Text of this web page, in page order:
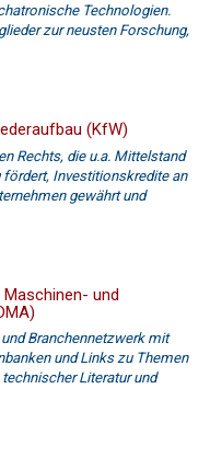
Technologien.
zur neusten Forschung,
(KfW)
Rechts, die u.a. Mittelstand
fördert, Investitionskredite an
gewährt und
und
Branchennetzwerk mit
und Links zu Themen
Literatur und